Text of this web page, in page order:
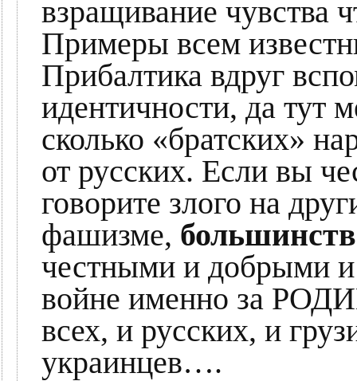
взращивание чувства
Примеры всем
Прибалтика вдруг
идентичности, да тут
сколько «братских»
от русских. Если вы
говорите злого на
фашизме,
честными и добрыми
войне именно за
всех, и русских, и
украинцев….